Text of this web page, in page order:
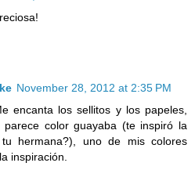
November 28, 2012 at 2:35 PM
encanta los sellitos y los papeles,
parece color guayaba (te inspiró la
hermana?), uno de mis colores
inspiración.